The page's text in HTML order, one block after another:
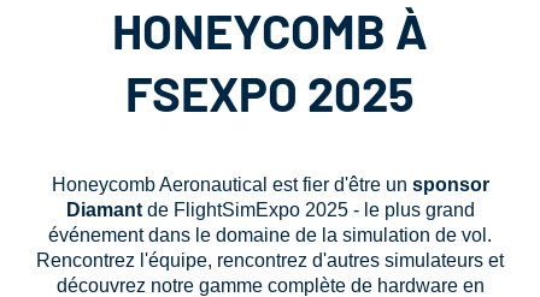
HONEYCOMB À
FSEXPO 2025
Honeycomb Aeronautical est fier d'être un sponsor
Diamantde FlightSimExpo 2025 - le plus grand
événement dans le domaine de la simulation de vol.
Rencontrez l'équipe, rencontrez d'autres simulateurs et
découvrez notre gamme complète de hardware en